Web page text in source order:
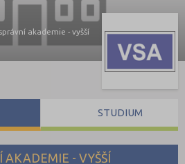
akademie - vyšší
AKADEMIE - VYŠŠÍ
STUDIUM